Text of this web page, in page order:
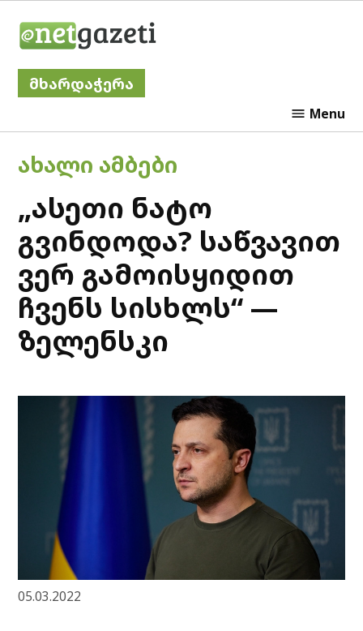
მხარდაჭერა
Menu
POSTED
ᲐᲮᲐᲚᲘ ᲐᲛᲑᲔᲑᲘ
„ასეთი ნატო
გვინდოდა? საწვავით
ვერ გამოისყიდით
ჩვენს სისხლს“ —
ზელენსკი
05.03.2022